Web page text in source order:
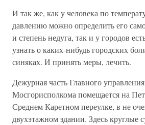
И так же, как у человека по
давлению можно определить его
и степень недуга, так и у городов
узнать о каких-нибудь городских
синяках. И принять меры, лечить.
Дежурная часть Главного
Мосгорисполкома помещается на
Среднем Каретном переулке, в не
двухэтажном здании. Здесь круглые